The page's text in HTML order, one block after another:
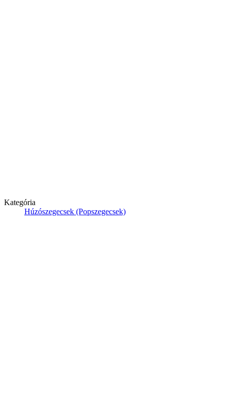
Kategória
Húzószegecsek (Popszegecsek)